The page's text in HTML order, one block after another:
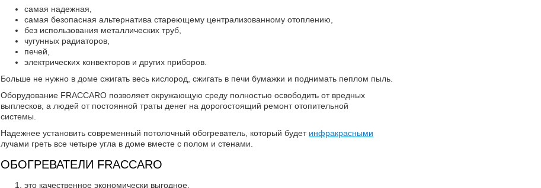
самая надежная,
самая безопасная альтернатива стареющему централизованному отоплению,
без использования металлических труб,
чугунных радиаторов,
печей,
электрических конвекторов и других приборов.
Больше не нужно в доме сжигать весь кислород, сжигать в печи бумажки и поднимать пеплом пыль.
Оборудование FRACCARO позволяет окружающую среду полностью освободить от вредных
выплесков, а людей от постоянной траты денег на дорогостоящий ремонт отопительной
системы.
Надежнее установить современный потолочный обогреватель, который будет инфракрасными
лучами греть все четыре угла в доме вместе с полом и стенами.
ОБОГРЕВАТЕЛИ FRACCARO
это качественное экономически выгодное,